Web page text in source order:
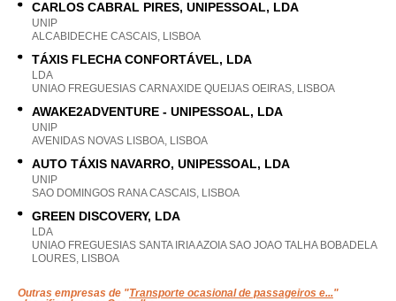
CARLOS CABRAL PIRES, UNIPESSOAL, LDA
UNIP
ALCABIDECHE CASCAIS, LISBOA
TÁXIS FLECHA CONFORTÁVEL, LDA
LDA
UNIAO FREGUESIAS CARNAXIDE QUEIJAS OEIRAS, LISBOA
AWAKE2ADVENTURE - UNIPESSOAL, LDA
UNIP
AVENIDAS NOVAS LISBOA, LISBOA
AUTO TÁXIS NAVARRO, UNIPESSOAL, LDA
UNIP
SAO DOMINGOS RANA CASCAIS, LISBOA
GREEN DISCOVERY, LDA
LDA
UNIAO FREGUESIAS SANTA IRIA AZOIA SAO JOAO TALHA BOBADELA
LOURES, LISBOA
Outras empresas de "Transporte ocasional de passageiros e..."